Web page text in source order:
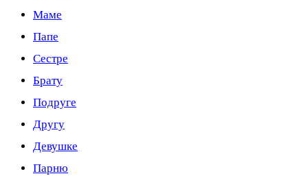
Маме
Папе
Сестре
Брату
Подруге
Другу
Девушке
Парню